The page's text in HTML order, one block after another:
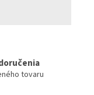
tovaru